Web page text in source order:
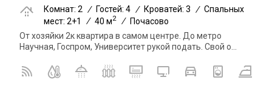
Комнат: 2
/ Гостей: 4 / Кроватей: 3 / Спальных
мест: 2+1
/ 40 м2 / Почасово
От хозяйки 2к квартира в самом центре. До метро
Научная, Госпром, Университет рукой подать. Свой о...